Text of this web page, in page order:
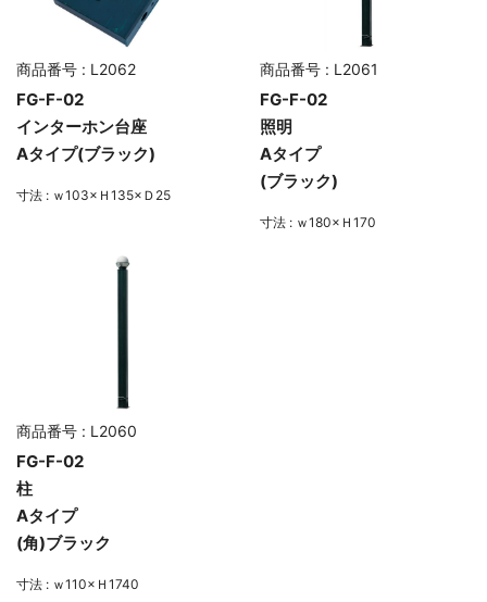
商品番号 : L2062
FG-F-02
インターホン台座
Aタイプ(ブラック)
寸法 : ｗ103×Ｈ135×Ｄ25
商品番号 : L2061
FG-F-02
照明
Aタイプ
(ブラック)
寸法 : ｗ180×Ｈ170
商品番号 : L2060
FG-F-02
柱
Aタイプ
(角)ブラック
寸法 : ｗ110×Ｈ1740